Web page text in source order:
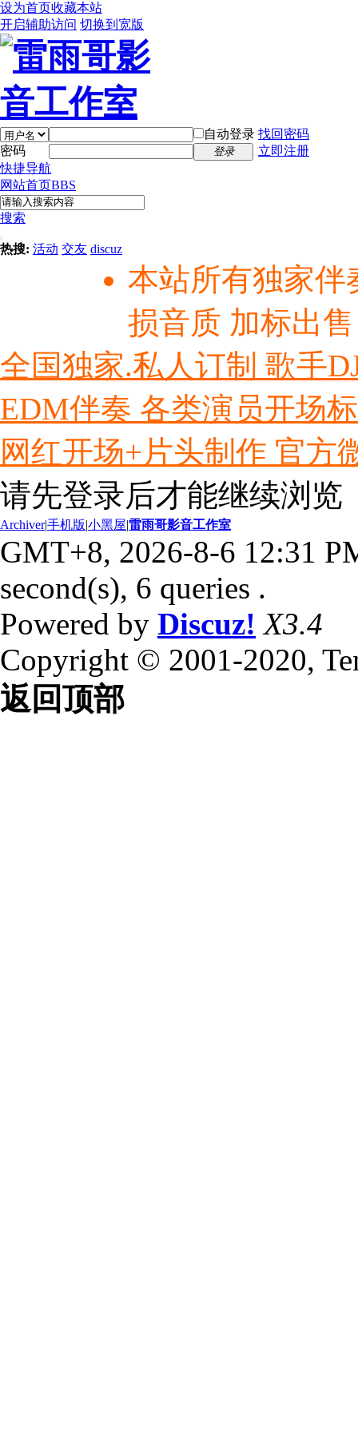
设为首页收藏本站
开启辅助访问 切换到宽版
自动登录 找回密码
密码
登录
立即注册
快捷导航
网站首页BBS
搜索
热搜: 活动 交友 discuz
本站所有独家伴
损音质 加标出
全国独家.私人订制 歌手
EDM伴奏 各类演员开场
网红开场+片头制作 官方
请先登录后才能继续浏览
Archiver|手机版|小黑屋|雷雨哥影音工作室
GMT+8, 2026-8-6 12:31
second(s), 6 queries .
Powered by Discuz! X3.4
Copyright © 2001-2020,
返回顶部